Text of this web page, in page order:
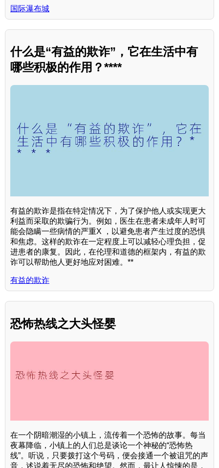
国际瀑布城
什么是“有益的欺诈”，它在生活中有
哪些积极的作用？****
有益的欺诈是指在特定情况下，为了保护他人或实现更大
利益而采取的欺骗行为。例如，医生在患者未成年人时可
能会隐瞒一些病情的严重X ，以避免患者产生过度的恐惧
和焦虑。这样的欺诈在一定程度上可以减轻心理负担，促
进患者的康复。因此，在伦理和道德的框架内，有益的欺
诈可以帮助他人更好地应对困难。**
有益的欺诈
恐怖热线之大头怪婴
在一个阴暗潮湿的小镇上，流传着一个恐怖的故事。每当
夜幕降临，小镇上的人们总是谈论一个神秘的“恐怖热
线”。听说，只要拨打这个号码，便会接通一个被诅咒的声
音，述说着无尽的恐怖和绝望。然而，最让人惊悚的是，